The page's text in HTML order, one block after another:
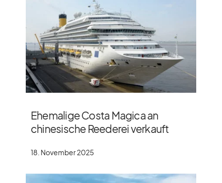
Ehemalige Costa Magica an
chinesische Reederei verkauft
18. November 2025